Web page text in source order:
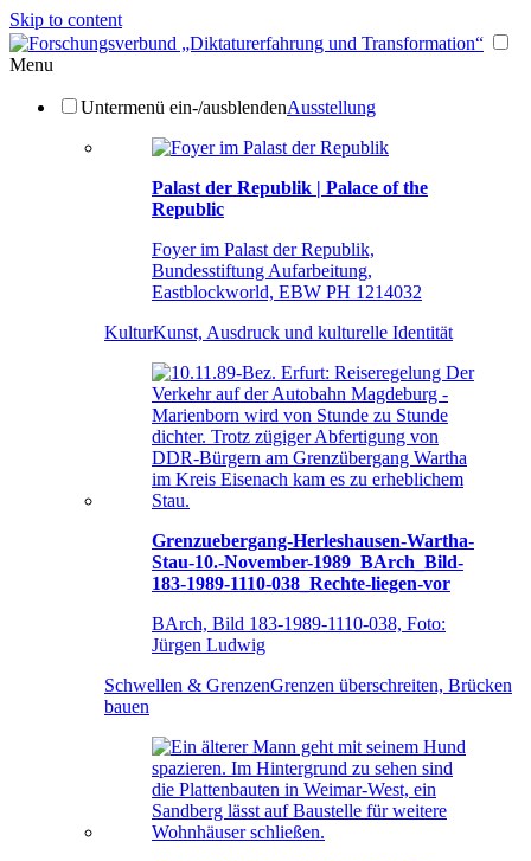
Skip to content
Menu
Untermenü ein-/ausblendenAusstellung
Palast der Republik | Palace of the
Republic
Foyer im Palast der Republik,
Bundesstiftung Aufarbeitung,
Eastblockworld, EBW PH 1214032
KulturKunst, Ausdruck und kulturelle Identität
Grenzuebergang-Herleshausen-Wartha-
Stau-10.-November-1989_BArch_Bild-
183-1989-1110-038_Rechte-liegen-vor
BArch, Bild 183-1989-1110-038, Foto:
Jürgen Ludwig
Schwellen & GrenzenGrenzen überschreiten, Brücken
bauen